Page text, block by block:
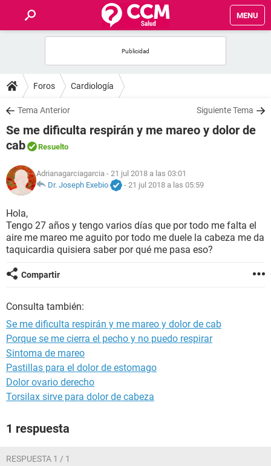
MENU
FOROS
SALUD
FAMILIA
NUTRICIÓN
SEXUALIDAD
Foros Cardiología
Tema Anterior Siguiente Tema
Se me dificulta respirán y me mareo y dolor de
cab
Resuelto
Adrianagarciagarcia - 21 jul 2018 a las 03:01
Dr. Joseph Exebio
- 21 jul 2018 a las 05:59
Hola,
Tengo 27 años y tengo varios días que por todo me falta el
aire me mareo me aguito por todo me duele la cabeza me da
taquicardia quisiera saber por qué me pasa eso?
Compartir
Consulta también:
Se me dificulta respirán y me mareo y dolor de cab
Porque se me cierra el pecho y no puedo respirar
Sintoma de mareo
Pastillas para el dolor de estomago
Dolor ovario derecho
Torsilax sirve para dolor de cabeza
1 respuesta
RESPUESTA 1 / 1